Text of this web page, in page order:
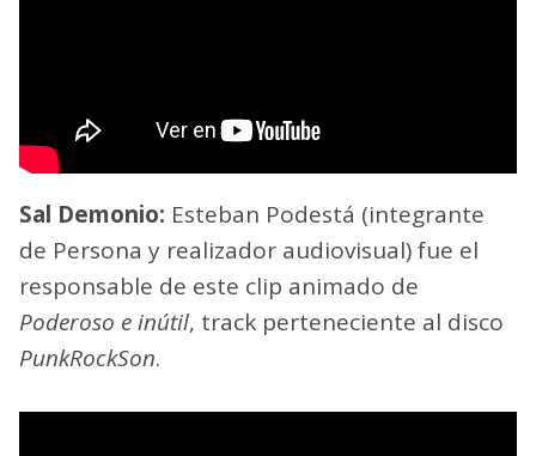
Sal Demonio: Esteban Podestá (integrante
de Persona y realizador audiovisual) fue el
responsable de este clip animado de
Poderoso e inútil, track perteneciente al disco
PunkRockSon.